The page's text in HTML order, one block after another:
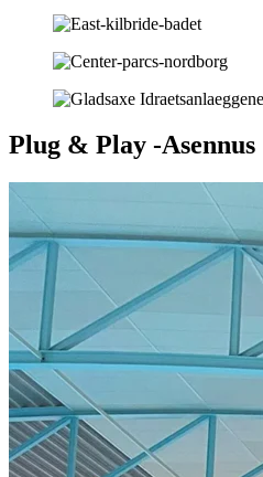
Plug & Play -Asennus